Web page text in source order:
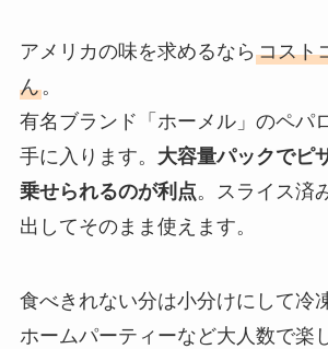
アメリカの味を求めるなら コスト
ん。
有名ブランド「ホーメル」のペパ
手に入ります。 大容量パックでピ
乗せられるのが利点。スライス済
出してそのまま使えます。
食べきれない分は小分けにして冷
ホームパーティーなど大人数で楽